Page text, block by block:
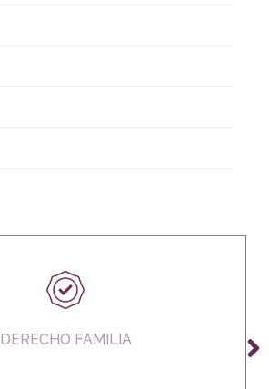
DERECHO FAMILIA